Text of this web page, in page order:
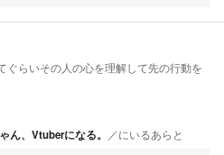
ぐらいその人の心を理解して先の行動を
ん、Vtuberになる。 ／にいるあらと